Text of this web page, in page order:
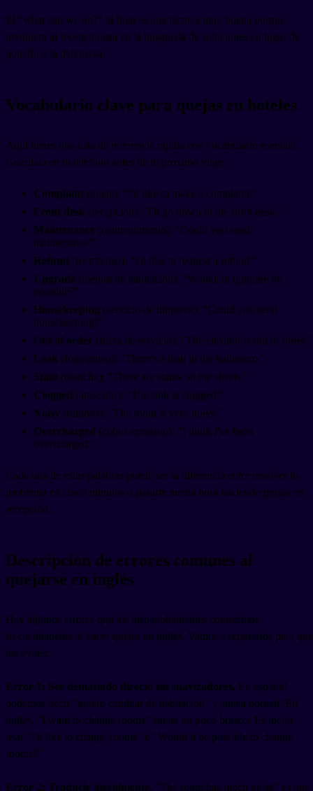
El "what can we do?" al final es una técnica muy buena porque
involucra al recepcionista en la búsqueda de soluciones en lugar de
ponerlo a la defensiva.
Vocabulario clave para quejas en hoteles
Aquí tienes una lista de referencia rápida con vocabulario esencial.
Guárdala en tu teléfono antes de tu próximo viaje:
Complaint (queja): "I'd like to make a complaint."
Front desk (recepción): "I'll go down to the front desk."
Maintenance (mantenimiento): "Could you send
maintenance?"
Refund (reembolso): "I'd like to request a refund."
Upgrade (mejora de habitación): "Would an upgrade be
possible?"
Housekeeping (servicio de limpieza): "Could you send
housekeeping?"
Out of order (fuera de servicio): "The elevator is out of order."
Leak (fuga/goteo): "There's a leak in the bathroom."
Stain (mancha): "There are stains on the sheets."
Clogged (atascado): "The sink is clogged."
Noisy (ruidoso): "The room is very noisy."
Overcharged (cobro excesivo): "I think I've been
overcharged."
Cada una de estas palabras puede ser la diferencia entre resolver tu
problema en cinco minutos o pasarte media hora haciendo gestos en
recepción.
Descripción de errores comunes al
quejarse en inglés
Hay algunos errores que los hispanohablantes cometemos
frecuentemente al hacer quejas en inglés. Vamos a repasarlos para que
los evites:
Error 1: Ser demasiado directo sin suavizadores. En español
podemos decir "quiero cambiar de habitación" y suena normal. En
inglés, "I want to change rooms" suena un poco brusco. Es mejor
usar "I'd like to change rooms" o "Would it be possible to change
rooms?"
Error 2: Traducir literalmente. "The room has much noise" es una